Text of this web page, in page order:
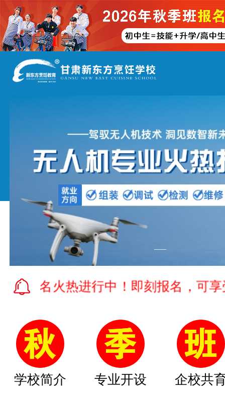
热进行中！即刻报名，可享受学费
学校简介 专业开设 企校共